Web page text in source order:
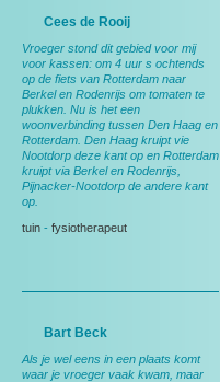
Cees de Rooij
Vroeger stond dit gebied voor mij
voor kassen: om 4 uur s ochtends
op de fiets van Rotterdam naar
Berkel en Rodenrijs om tomaten te
plukken. Nu is het een
woonverbinding tussen Den Haag en
Rotterdam. Den Haag kruipt vie
Nootdorp deze kant op en Rotterdam
kruipt via Berkel en Rodenrijs,
Pijnacker-Nootdorp de andere kant
op.
tuin - fysiotherapeut
Bart Beck
Als je wel eens in een plaats komt
waar je vroeger vaak kwam, maar